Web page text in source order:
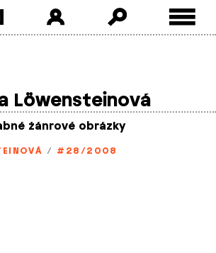
Löwensteinová
žánrové obrázky
/ #28/2008